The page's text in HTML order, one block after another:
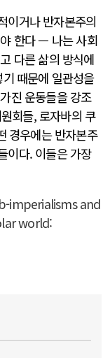
이거나 반자본주의
한다 — 나는 사회
다른 삶의 방식에
때문에 일관성을
진 운동들을 강조
회들, 로자바의 쿠
경우에는 반자본주
이다. 이들은 가장
imperialisms and
world: